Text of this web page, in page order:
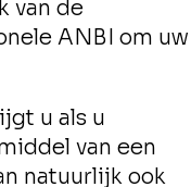
van de
ANBI om uw
u als u
van een
natuurlijk ook